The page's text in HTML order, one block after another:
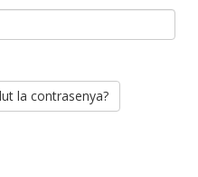
la contrasenya?